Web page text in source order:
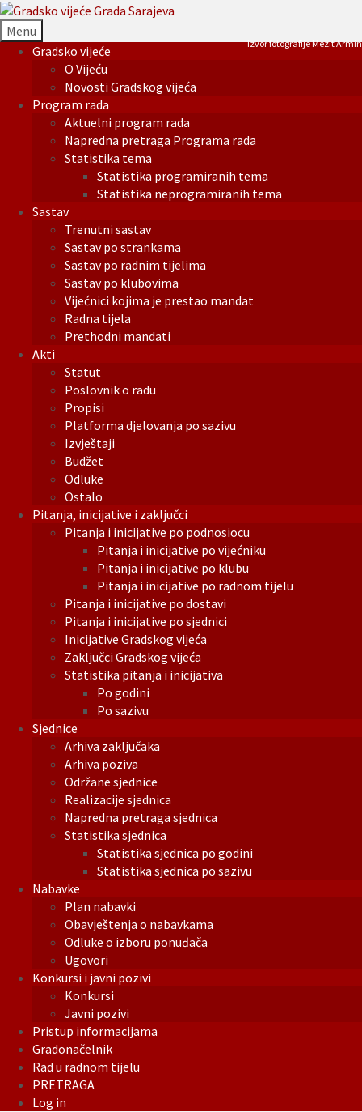
Menu
Gradsko vijeće
O Vijeću
Novosti Gradskog vijeća
Program rada
Aktuelni program rada
Napredna pretraga Programa rada
Statistika tema
Statistika programiranih tema
Statistika neprogramiranih tema
Sastav
Trenutni sastav
Sastav po strankama
Sastav po radnim tijelima
Sastav po klubovima
Vijećnici kojima je prestao mandat
Radna tijela
Prethodni mandati
Akti
Statut
Poslovnik o radu
Propisi
Platforma djelovanja po sazivu
Izvještaji
Budžet
Odluke
Ostalo
Pitanja, inicijative i zaključci
Pitanja i inicijative po podnosiocu
Pitanja i inicijative po vijećniku
Pitanja i inicijative po klubu
Pitanja i inicijative po radnom tijelu
Pitanja i inicijative po dostavi
Pitanja i inicijative po sjednici
Inicijative Gradskog vijeća
Zaključci Gradskog vijeća
Statistika pitanja i inicijativa
Po godini
Po sazivu
Sjednice
Arhiva zaključaka
Arhiva poziva
Održane sjednice
Realizacije sjednica
Napredna pretraga sjednica
Statistika sjednica
Statistika sjednica po godini
Statistika sjednica po sazivu
Nabavke
Plan nabavki
Obavještenja o nabavkama
Odluke o izboru ponuđača
Ugovori
Konkursi i javni pozivi
Konkursi
Javni pozivi
Pristup informacijama
Gradonačelnik
Rad u radnom tijelu
PRETRAGA
Log in
Izvor fotografije Mezit Armin